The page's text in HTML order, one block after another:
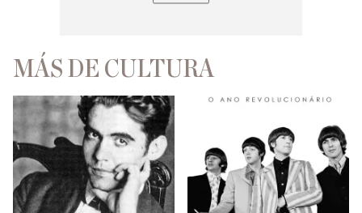
MÁS DE CULTURA